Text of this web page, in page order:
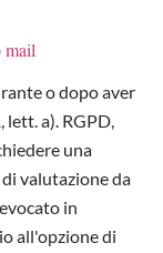
mail
o dopo aver
a). RGPD,
una
valutazione da
in
all'opzione di